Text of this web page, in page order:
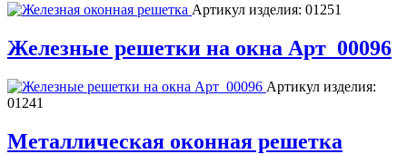
Артикул изделия: 01251
Железные решетки на окна Арт_00096
Артикул изделия:
01241
Металлическая оконная решетка